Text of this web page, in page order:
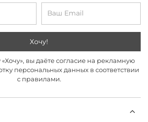
Хочу!
вы даёте согласие на рекламную
персональных данных в соответствии
с правилами.